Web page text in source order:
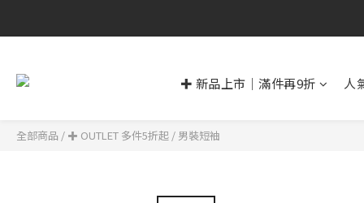
✚ 新品上市｜滿件再9折 人
全部商品 / ✚ OUTLET 多件5折起 / 男裝短袖